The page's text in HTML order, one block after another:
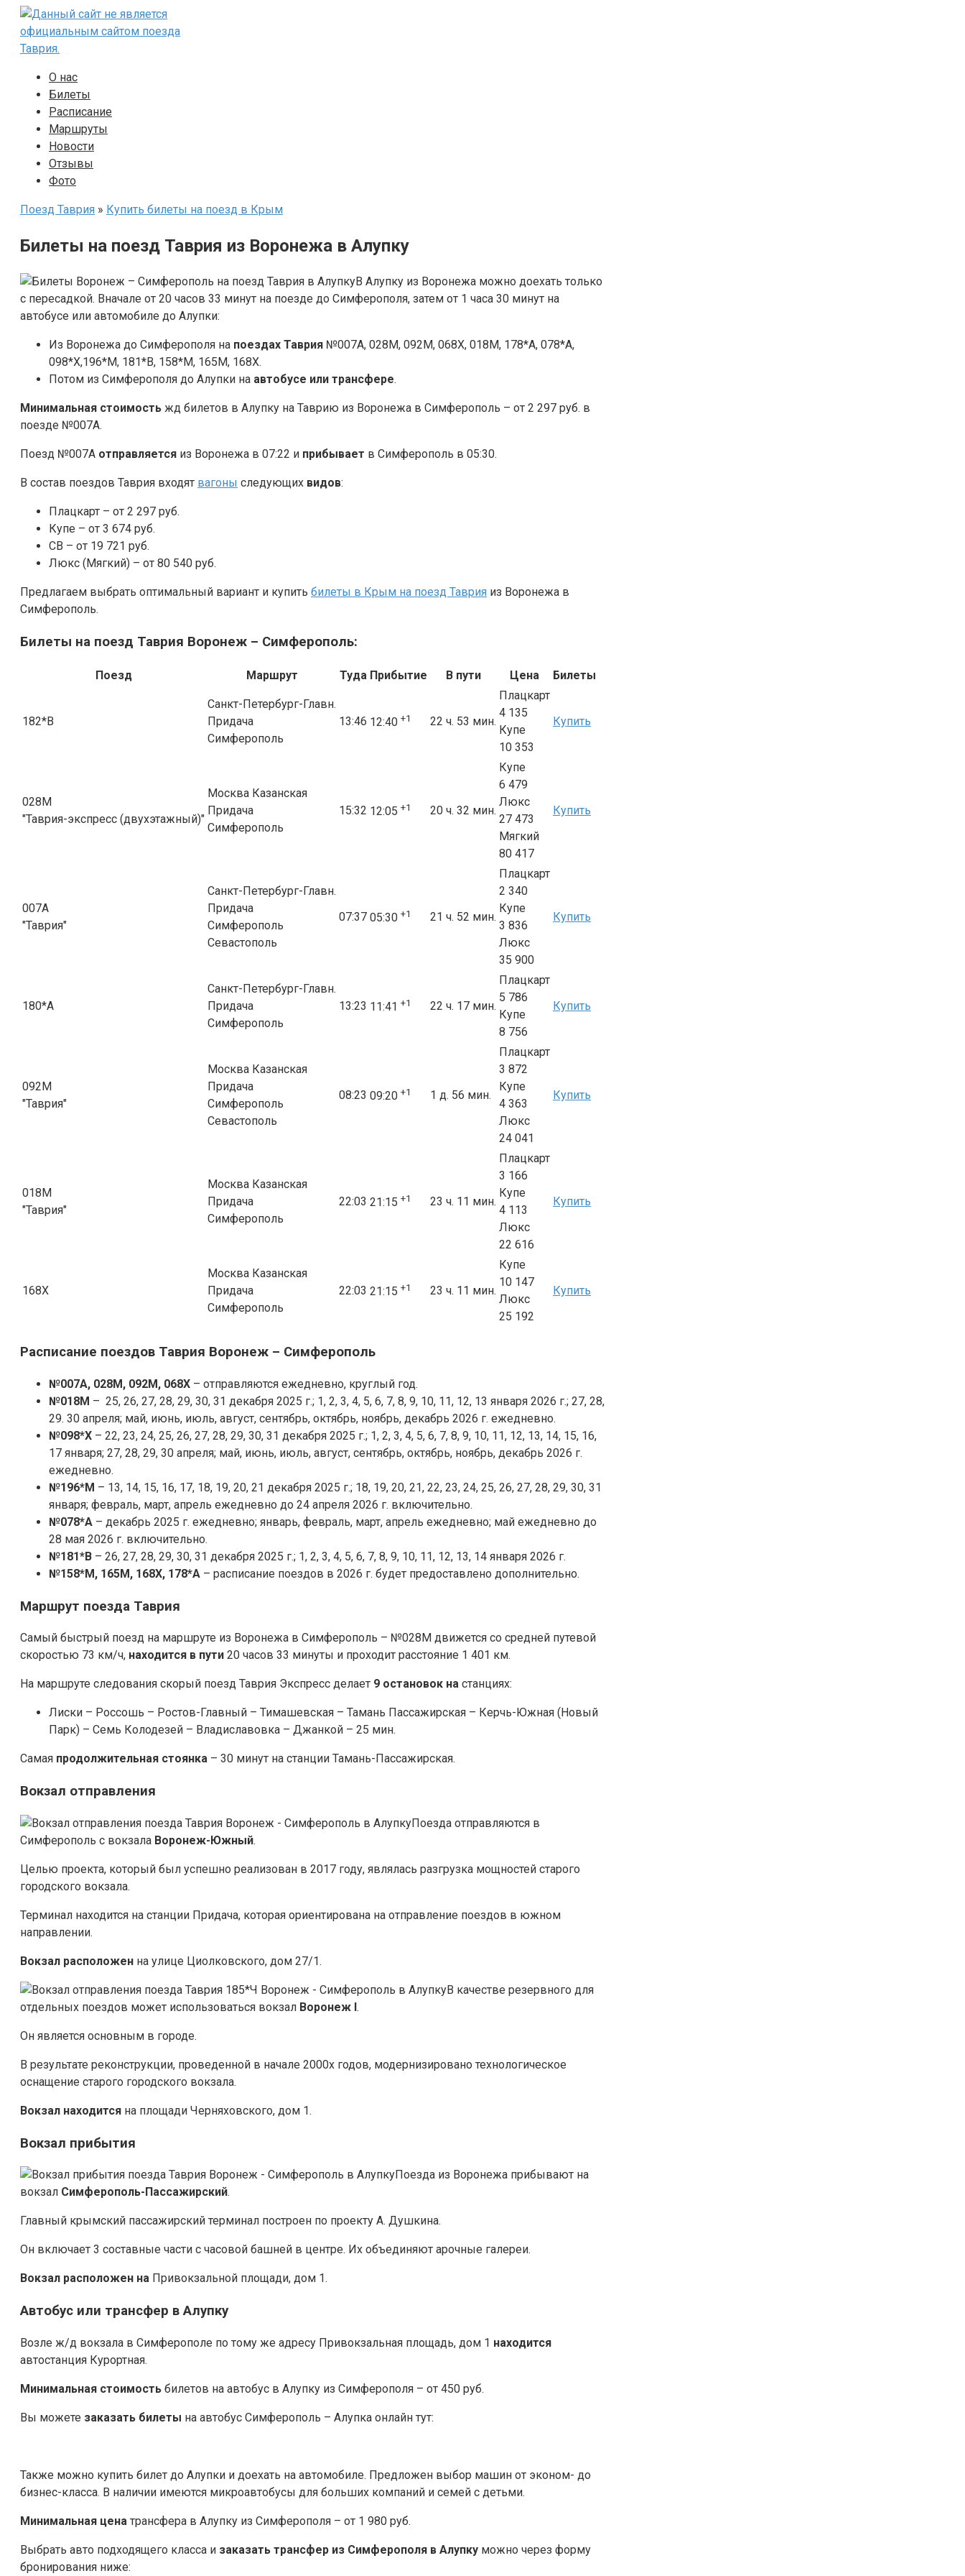
Перейти
контенту
О нас
Билеты
Расписание
Маршруты
Новости
Отзывы
Фото
Поезд Таврия » Купить билеты на поезд в Крым
Билеты на поезд Таврия из Воронежа в Алупку
В Алупку из Воронежа можно доехать только
с пересадкой. Вначале от 20 часов 33 минут на поезде до Симферополя, затем от 1 часа 30 минут на
автобусе или автомобиле до Алупки:
Из Воронежа до Симферополя на поездах Таврия №007А, 028М, 092М, 068Х, 018М, 178*А, 078*А,
098*Х,196*М, 181*В, 158*М, 165М, 168Х.
Потом из Симферополя до Алупки на автобусе или трансфере.
Минимальная стоимость жд билетов в Алупку на Таврию из Воронежа в Симферополь – от 2 297 руб. в
поезде №007А.
Поезд №007А отправляется из Воронежа в 07:22 и прибывает в Симферополь в 05:30.
В состав поездов Таврия входят вагоны следующих видов:
Плацкарт – от 2 297 руб.
Купе – от 3 674 руб.
СВ – от 19 721 руб.
Люкс (Мягкий) – от 80 540 руб.
Предлагаем выбрать оптимальный вариант и купить билеты в Крым на поезд Таврия из Воронежа в
Симферополь.
Билеты на поезд Таврия Воронеж – Симферополь:
Поезд Маршрут Туда Прибытие В пути Цена Билеты
182*В
Санкт-Петербург-Главн.
Придача
Симферополь
13:46 12:40 +1 22 ч. 53 мин.
Плацкарт
4 135
Купе
10 353
Купить
028М
"Таврия-экспресс (двухэтажный)"
Москва Казанская
Придача
Симферополь
15:32 12:05 +1 20 ч. 32 мин.
Купе
6 479
Люкс
27 473
Мягкий
80 417
Купить
007А
"Таврия"
Санкт-Петербург-Главн.
Придача
Симферополь
Севастополь
07:37 05:30 +1 21 ч. 52 мин.
Плацкарт
2 340
Купе
3 836
Люкс
35 900
Купить
180*А
Санкт-Петербург-Главн.
Придача
Симферополь
13:23 11:41 +1 22 ч. 17 мин.
Плацкарт
5 786
Купе
8 756
Купить
092М
"Таврия"
Москва Казанская
Придача
Симферополь
Севастополь
08:23 09:20 +1 1 д. 56 мин.
Плацкарт
3 872
Купе
4 363
Люкс
24 041
Купить
018М
"Таврия"
Москва Казанская
Придача
Симферополь
22:03 21:15 +1 23 ч. 11 мин.
Плацкарт
3 166
Купе
4 113
Люкс
22 616
Купить
168Х
Москва Казанская
Придача
Симферополь
22:03 21:15 +1 23 ч. 11 мин.
Купе
10 147
Люкс
25 192
Купить
Расписание поездов Таврия Воронеж – Симферополь
№007А, 028М, 092М, 068Х – отправляются ежедневно, круглый год.
№018М – 25, 26, 27, 28, 29, 30, 31 декабря 2025 г.; 1, 2, 3, 4, 5, 6, 7, 8, 9, 10, 11, 12, 13 января 2026 г.; 27, 28,
29. 30 апреля; май, июнь, июль, август, сентябрь, октябрь, ноябрь, декабрь 2026 г. ежедневно.
№098*Х – 22, 23, 24, 25, 26, 27, 28, 29, 30, 31 декабря 2025 г.; 1, 2, 3, 4, 5, 6, 7, 8, 9, 10, 11, 12, 13, 14, 15, 16,
17 января; 27, 28, 29, 30 апреля; май, июнь, июль, август, сентябрь, октябрь, ноябрь, декабрь 2026 г.
ежедневно.
№196*М – 13, 14, 15, 16, 17, 18, 19, 20, 21 декабря 2025 г.; 18, 19, 20, 21, 22, 23, 24, 25, 26, 27, 28, 29, 30, 31
января; февраль, март, апрель ежедневно до 24 апреля 2026 г. включительно.
№078*А – декабрь 2025 г. ежедневно; январь, февраль, март, апрель ежедневно; май ежедневно до
28 мая 2026 г. включительно.
№181*В – 26, 27, 28, 29, 30, 31 декабря 2025 г.; 1, 2, 3, 4, 5, 6, 7, 8, 9, 10, 11, 12, 13, 14 января 2026 г.
№158*М, 165М, 168Х, 178*А – расписание поездов в 2026 г. будет предоставлено дополнительно.
Маршрут поезда Таврия
Самый быстрый поезд на маршруте из Воронежа в Симферополь – №028М движется со средней путевой
скоростью 73 км/ч, находится в пути 20 часов 33 минуты и проходит расстояние 1 401 км.
На маршруте следования скорый поезд Таврия Экспресс делает 9 остановок на станциях:
Лиски – Россошь – Ростов-Главный – Тимашевская – Тамань Пассажирская – Керчь-Южная (Новый
Парк) – Семь Колодезей – Владиславовка – Джанкой – 25 мин.
Самая продолжительная стоянка – 30 минут на станции Тамань-Пассажирская.
Вокзал отправления
Поезда отправляются в
Симферополь с вокзала Воронеж-Южный.
Целью проекта, который был успешно реализован в 2017 году, являлась разгрузка мощностей старого
городского вокзала.
Терминал находится на станции Придача, которая ориентирована на отправление поездов в южном
направлении.
Вокзал расположен на улице Циолковского, дом 27/1.
В качестве резервного для
отдельных поездов может использоваться вокзал Воронеж I.
Он является основным в городе.
В результате реконструкции, проведенной в начале 2000х годов, модернизировано технологическое
оснащение старого городского вокзала.
Вокзал находится на площади Черняховского, дом 1.
Вокзал прибытия
Поезда из Воронежа прибывают на
вокзал Симферополь-Пассажирский.
Главный крымский пассажирский терминал построен по проекту А. Душкина.
Он включает 3 составные части с часовой башней в центре. Их объединяют арочные галереи.
Вокзал расположен на Привокзальной площади, дом 1.
Автобус или трансфер в Алупку
Возле ж/д вокзала в Симферополе по тому же адресу Привокзальная площадь, дом 1 находится
автостанция Курортная.
Минимальная стоимость билетов на автобус в Алупку из Симферополя – от 450 руб.
Вы можете заказать билеты на автобус Симферополь – Алупка онлайн тут:
Также можно купить билет до Алупки и доехать на автомобиле. Предложен выбор машин от эконом- до
бизнес-класса. В наличии имеются микроавтобусы для больших компаний и семей с детьми.
Минимальная цена трансфера в Алупку из Симферополя – от 1 980 руб.
Выбрать авто подходящего класса и заказать трансфер из Симферополя в Алупку можно через форму
бронирования ниже: